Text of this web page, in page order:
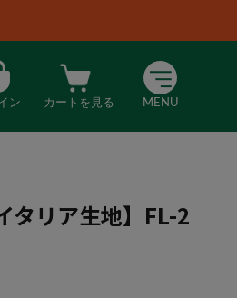
ン カートを見る MENU
リア生地】FL-2